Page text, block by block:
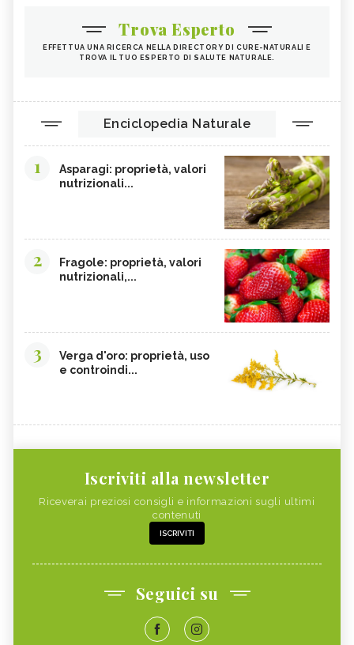
Trova Esperto
EFFETTUA UNA RICERCA NELLA DIRECTORY DI CURE-NATURALI E
TROVA IL TUO ESPERTO DI SALUTE NATURALE.
Enciclopedia Naturale
1
Asparagi: proprietà, valori
nutrizionali...
2
Fragole: proprietà, valori
nutrizionali,...
3
Verga d'oro: proprietà, uso
e controindi...
Iscriviti alla newsletter
Riceverai preziosi consigli e informazioni sugli ultimi
contenuti
ISCRIVITI
Seguici su